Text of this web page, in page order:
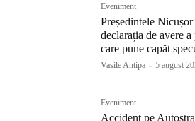
Eveniment
Președintele
declarația de avere
care pune capăt
Vasile Antipa - 5 august
Eveniment
Accident pe